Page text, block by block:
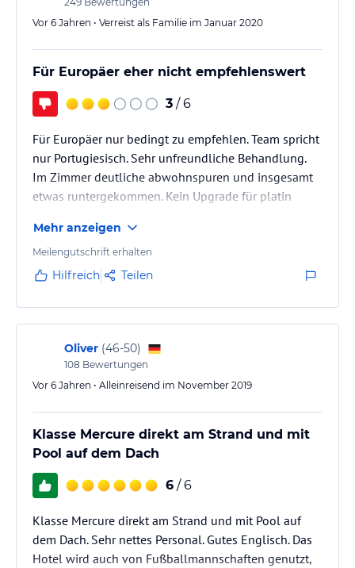
Vor 6 Jahren • Verreist als Familie im Januar 2020
Für Europäer eher nicht empfehlenswert
3 / 6
Für Europäer nur bedingt zu empfehlen. Team spricht
nur Portugiesisch. Sehr unfreundliche Behandlung.
Im Zimmer deutliche abwohnspuren und insgesamt
etwas runtergekommen. Kein Upgrade für platin
Mehr anzeigen
Meilengutschrift erhalten
Hilfreich Teilen
Oliver (46-50)
108 Bewertungen
Vor 6 Jahren • Alleinreisend im November 2019
Klasse Mercure direkt am Strand und mit
Pool auf dem Dach
6 / 6
Klasse Mercure direkt am Strand und mit Pool auf
dem Dach. Sehr nettes Personal. Gutes Englisch. Das
Hotel wird auch von Fußballmannschaften genutzt,